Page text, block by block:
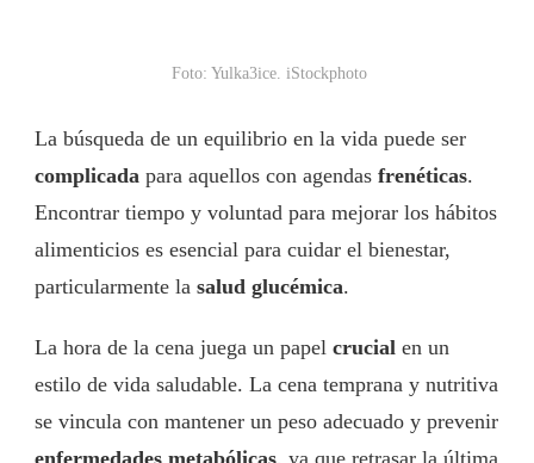
Foto: Yulka3ice. iStockphoto
La búsqueda de un equilibrio en la vida puede ser
complicada para aquellos con agendas frenéticas.
Encontrar tiempo y voluntad para mejorar los hábitos
alimenticios es esencial para cuidar el bienestar,
particularmente la salud glucémica.
La hora de la cena juega un papel crucial en un
estilo de vida saludable. La cena temprana y nutritiva
se vincula con mantener un peso adecuado y prevenir